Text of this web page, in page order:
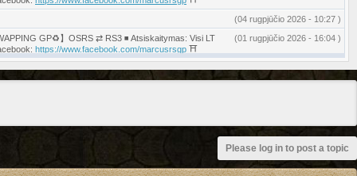
(04 rugpjūčio 2026 - 10:27 )
(01 rugpjūčio 2026 - 16:04 )
GP♻️】OSRS ⇄ RS3 ◾️ Atsiskaitymas: Visi LT
https://www.facebook.com/marcusrsgp ⛩️
(01 rugpjūčio 2026 - 15:29 )
⚜️Quests ⚜️Minigames ⚜️Fire cape⚔️ || ✈️
◼️Discord ▶️https://discord.gg/ANq7fcjcK9◀️
Paypal/Uk bank/Btc]⚡Discord: @pikogold⚡Teams⚡
(29 liepos 2026 - 18:01 )
GP♻️】OSRS ⇄ RS3 ◾️ Atsiskaitymas: Visi LT bankai,
(28 liepos 2026 - 21:01 )
bondai❗ ✅ Gold Swapping | ⚓️ Infernal Cape, Colloseum,
| TEAMS:https://teams.live.c...6Nswjw8kwE?v=g1| ✅
Please log in to post a topic